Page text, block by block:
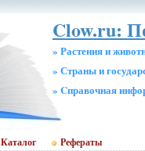
Clow.ru:
» Растения и
» Страны и
» Cправочная
Каталог Рефераты